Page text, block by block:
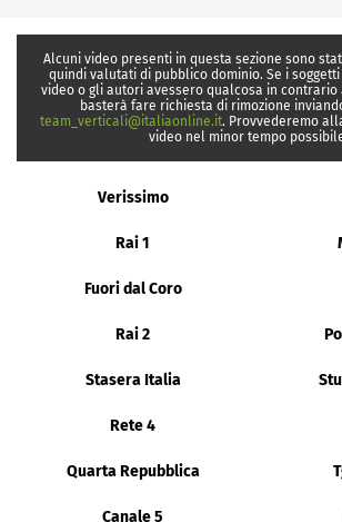
Alcuni video presenti in questa sezione sono
quindi valutati di pubblico dominio. Se i
video o gli autori avessero qualcosa in
basterà fare richiesta di rimozione
team_verticali@italiaonline.it. Provvederemo
video nel minor tempo
Verissimo
Rai 1
Fuori dal Coro
Rai 2
Stasera Italia
Rete 4
Quarta Repubblica
Canale 5